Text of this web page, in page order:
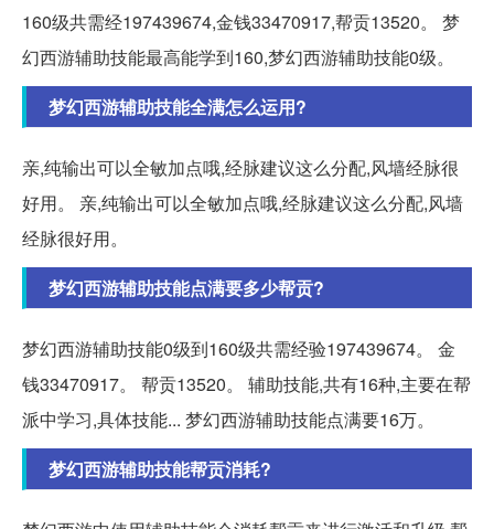
160级共需经197439674,金钱33470917,帮贡13520。 梦
幻西游辅助技能最高能学到160,梦幻西游辅助技能0级。
梦幻西游辅助技能全满怎么运用?
亲,纯输出可以全敏加点哦,经脉建议这么分配,风墙经脉很
好用。 亲,纯输出可以全敏加点哦,经脉建议这么分配,风墙
经脉很好用。
梦幻西游辅助技能点满要多少帮贡?
梦幻西游辅助技能0级到160级共需经验197439674。 金
钱33470917。 帮贡13520。 辅助技能,共有16种,主要在帮
派中学习,具体技能... 梦幻西游辅助技能点满要16万。
梦幻西游辅助技能帮贡消耗?